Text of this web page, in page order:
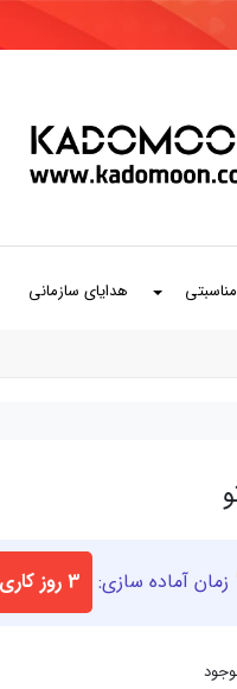
هدایای سازمانی
زمان آماده سازی: 3 روز کاری